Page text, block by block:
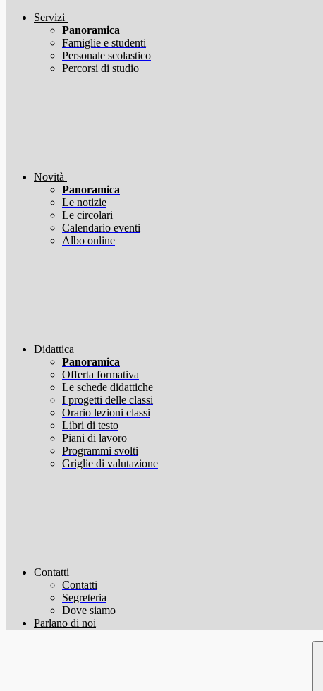
Servizi
Panoramica
Famiglie e studenti
Personale scolastico
Percorsi di studio
Novità
Panoramica
Le notizie
Le circolari
Calendario eventi
Albo online
Didattica
Panoramica
Offerta formativa
Le schede didattiche
I progetti delle classi
Orario lezioni classi
Libri di testo
Piani di lavoro
Programmi svolti
Griglie di valutazione
Contatti
Contatti
Segreteria
Dove siamo
Parlano di noi